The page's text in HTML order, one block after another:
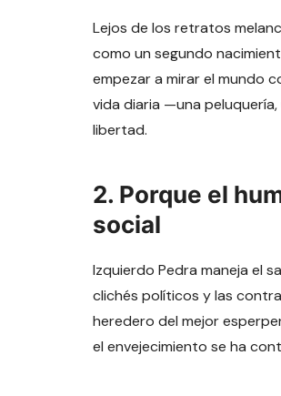
Lejos de los retratos
como un segundo
empezar a mirar el mundo
vida diaria —una
libertad.
2. Porque el
social
Izquierdo Pedra maneja el
clichés políticos y las
heredero del mejor
el envejecimiento se ha